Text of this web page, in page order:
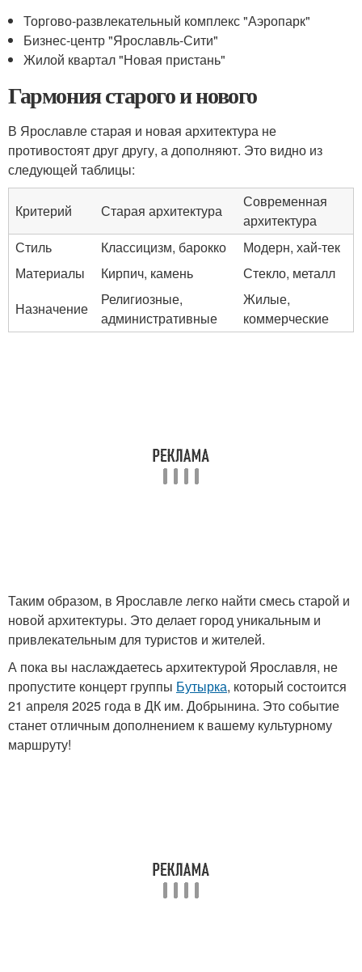
Торгово-развлекательный комплекс "Аэропарк"
Бизнес-центр "Ярославль-Сити"
Жилой квартал "Новая пристань"
Гармония старого и нового
В Ярославле старая и новая архитектура не
противостоят друг другу, а дополняют. Это видно из
следующей таблицы:
Критерий Старая архитектура
Современная
архитектура
Стиль
Классицизм, барокко
Модерн, хай-тек
Материалы
Кирпич, камень
Стекло, металл
Назначение
Религиозные,
административные
Жилые,
коммерческие
Таким образом, в Ярославле легко найти смесь старой и
новой архитектуры. Это делает город уникальным и
привлекательным для туристов и жителей.
А пока вы наслаждаетесь архитектурой Ярославля, не
пропустите концерт группы Бутырка, который состоится
21 апреля 2025 года в ДК им. Добрынина. Это событие
станет отличным дополнением к вашему культурному
маршруту!